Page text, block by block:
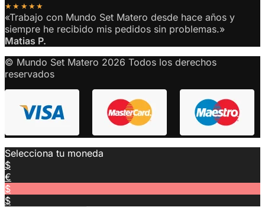
★★★★★
«Trabajo con Mundo Set Matero desde hace años y
siempre he recibido mis pedidos sin problemas.»
Matias P.
© Mundo Set Matero 2026 Todos los derechos
reservados
Selecciona tu moneda
$
€
$
$